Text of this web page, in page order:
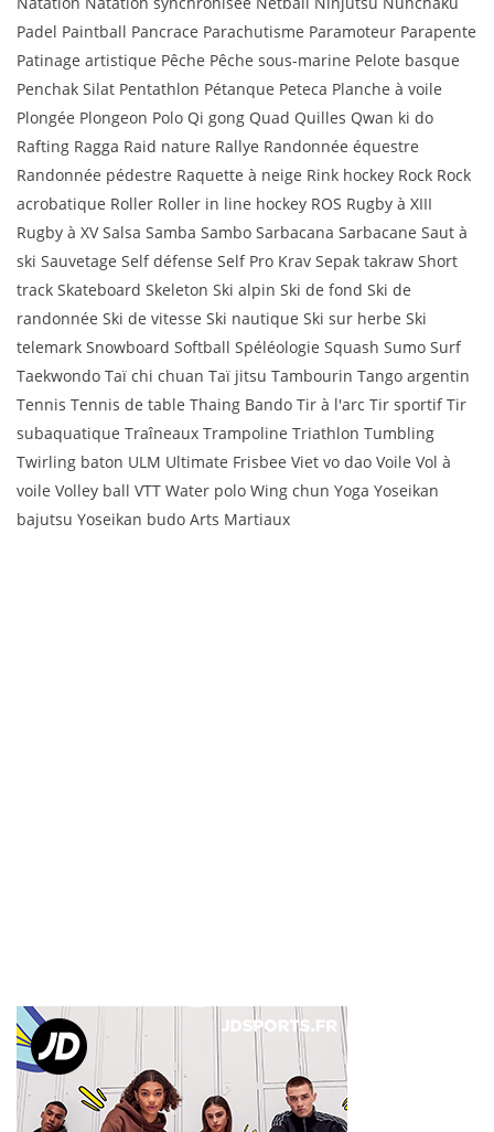
Padel Paintball Pancrace Parachutisme Paramoteur Parapente
Patinage artistique Pêche Pêche sous-marine Pelote basque
Penchak Silat Pentathlon Pétanque Peteca Planche à voile
Plongée Plongeon Polo Qi gong Quad Quilles Qwan ki do
Rafting Ragga Raid nature Rallye Randonnée équestre
Randonnée pédestre Raquette à neige Rink hockey Rock Rock
acrobatique Roller Roller in line hockey ROS Rugby à XIII
Rugby à XV Salsa Samba Sambo Sarbacana Sarbacane Saut à
ski Sauvetage Self défense Self Pro Krav Sepak takraw Short
track Skateboard Skeleton Ski alpin Ski de fond Ski de
randonnée Ski de vitesse Ski nautique Ski sur herbe Ski
telemark Snowboard Softball Spéléologie Squash Sumo Surf
Taekwondo Taï chi chuan Taï jitsu Tambourin Tango argentin
Tennis Tennis de table Thaing Bando Tir à l'arc Tir sportif Tir
subaquatique Traîneaux Trampoline Triathlon Tumbling
Twirling baton ULM Ultimate Frisbee Viet vo dao Voile Vol à
voile Volley ball VTT Water polo Wing chun Yoga Yoseikan
bajutsu Yoseikan budo Arts Martiaux